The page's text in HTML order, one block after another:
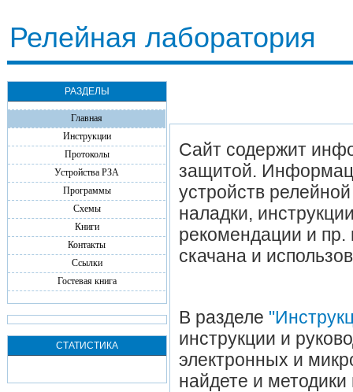
Релейная лаборатория
РАЗДЕЛЫ
Главная
Инструкции
Протоколы
Устройства РЗА
Программы
Схемы
Книги
Контакты
Ссылки
Гостевая книга
СТАТИСТИКА
Сайт содержит
защитой.
устройств
наладки,
рекомендации и пр.
скачана и
В разделе
инструкции и
электронных и
найдете и